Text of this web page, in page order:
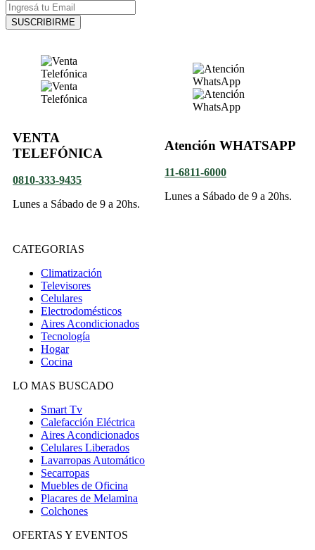
SUSCRIBIRME
VENTA
TELEFÓNICA
0810-333-9435
Lunes a Sábado de 9 a 20hs.
Atención WHATSAPP
11-6811-6000
Lunes a Sábado de 9 a 20hs.
CATEGORIAS
Climatización
Televisores
Celulares
Electrodomésticos
Aires Acondicionados
Tecnología
Hogar
Cocina
LO MAS BUSCADO
Smart Tv
Calefacción Eléctrica
Aires Acondicionados
Celulares Liberados
Lavarropas Automático
Secarropas
Muebles de Oficina
Placares de Melamina
Colchones
OFERTAS Y EVENTOS